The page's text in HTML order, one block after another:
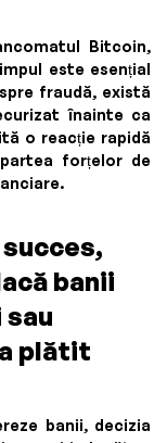
Bitcoin,
este esențial
fraudă, există
înainte ca
o reacție rapidă
forțelor de
banii
plătit
banii, decizia